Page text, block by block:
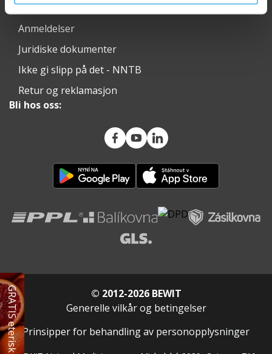
GRATIS eterisk olje
Kontakt
Anmeldelser
Juridiske dokumenter
Ikke gi slipp på det - NNTB
Retur og reklamasjon
Bli hos oss:
© 2012-2026 BEWIT
Generelle vilkår og betingelser
Prinsipper for behandling av personopplysninger